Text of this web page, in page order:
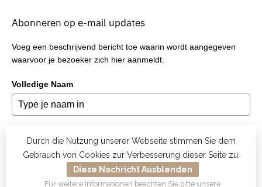
Durch die Nutzung unserer Webseite stimmen Sie dem
Gebrauch von Cookies zur Verbesserung dieser Seite zu.
Diese Nachricht Ausblenden
Für weitere Informationen beachten Sie bitte unsere
Abonneren op e-mail updates
Voeg een beschrijvend bericht toe waarin wordt aangegeven
waarvoor je bezoeker zich hier aanmeldt.
Volledige Naam